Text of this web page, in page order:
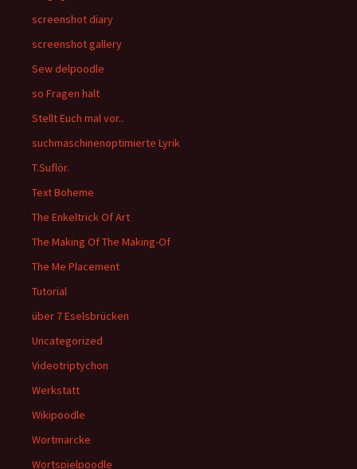
screenshot diary
screenshot gallery
Sew delpoodle
so Fragen halt
Stellt Euch mal vor..
suchmaschinenoptimierte Lyrik
T.Suflör.
Text Boheme
The Enkeltrick Of Art
The Making Of The Making-Of
The Me Placement
Tutorial
über 7 Eselsbrücken
Uncategorized
Videotriptychon
Werkstatt
Wikipoodle
Wortmarcke
Wortspielpoodle